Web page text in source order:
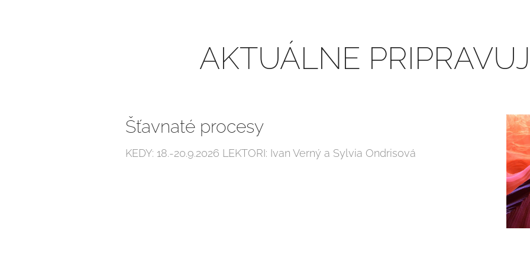
AKTUÁLNE
Šťavnaté procesy
KEDY: 18.-20.9.2026 LEKTORI: Ivan Verný a Sylvia Ondrisová